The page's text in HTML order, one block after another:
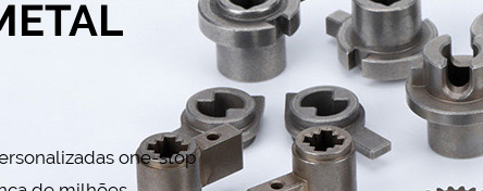
one-stop